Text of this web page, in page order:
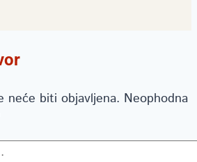
neće biti objavljena. Neophodna